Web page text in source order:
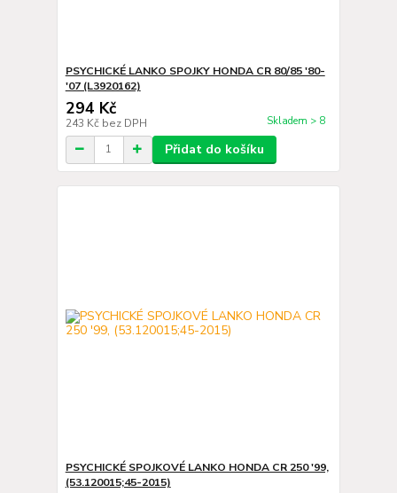
PSYCHICKÉ LANKO SPOJKY HONDA CR 80/85 '80-
'07 (L3920162)
294 Kč
243 Kč bez DPH Skladem > 8
Přidat do košíku
PSYCHICKÉ SPOJKOVÉ LANKO HONDA CR 250 '99,
(53.120015;45-2015)